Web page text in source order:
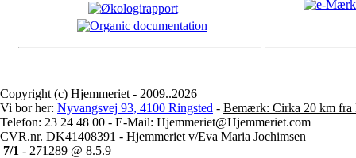
Copyright (c) Hjemmeriet - 2009..2026
Vi bor her: Nyvangsvej 93, 4100 Ringsted - Bemærk: Cirka 20 km fra
Telefon: 23 24 48 00 - E-Mail: Hjemmeriet@Hjemmeriet.com
CVR.nr. DK41408391 - Hjemmeriet v/Eva Maria Jochimsen
7/1 - 271289 @ 8.5.9